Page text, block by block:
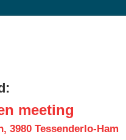
meeting
3980 Tessenderlo-Ham